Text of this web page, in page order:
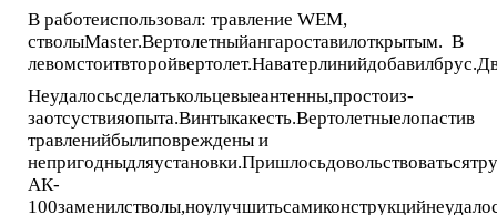
В работеиспользовал: травление WEM,
стволыМaster.Вертолетныйангароставилоткрытым. В
Неудалосьсделатькольцевыеантенны,простоиз-
заотсуствияопыта.Винтыкакесть.Вертолетныелопастив
травленийбылиповреждены и
АК-